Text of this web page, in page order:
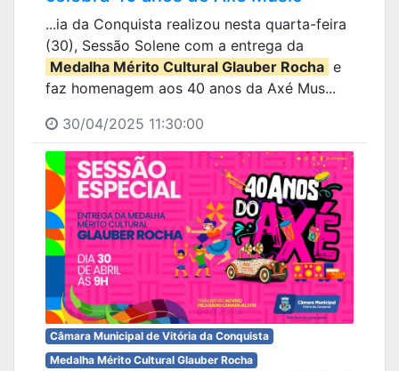
...ia da Conquista realizou nesta quarta-feira
(30), Sessão Solene com a entrega da
Medalha Mérito Cultural Glauber Rocha e
faz homenagem aos 40 anos da Axé Mus...
30/04/2025 11:30:00
Câmara Municipal de Vitória da Conquista
Medalha Mérito Cultural Glauber Rocha